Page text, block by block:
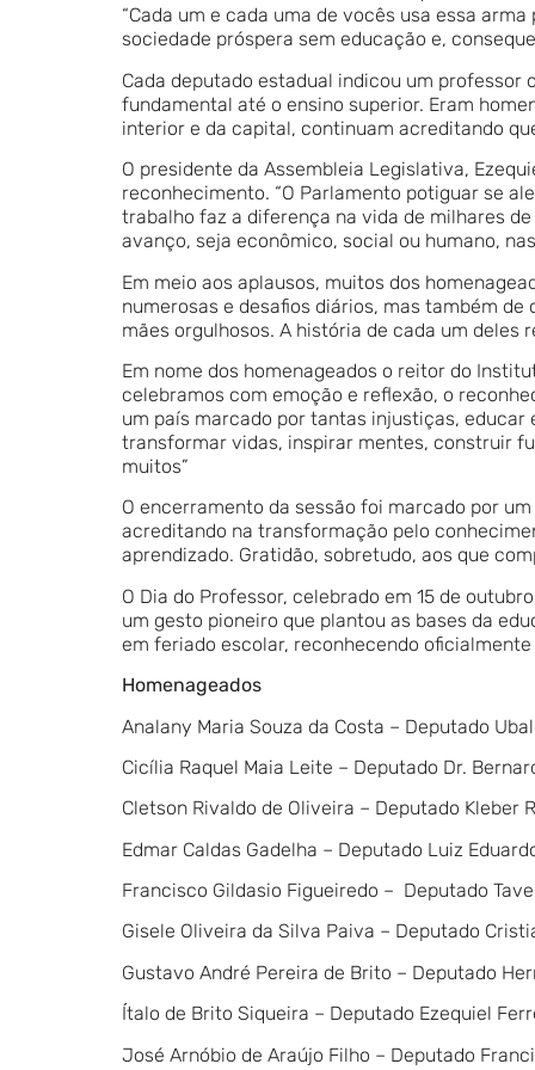
“Cada um e cada uma de vocês usa essa
sociedade próspera sem educação e,
Cada deputado estadual indicou um professor
fundamental até o ensino superior. Eram
interior e da capital, continuam acreditando
O presidente da Assembleia Legislativa,
reconhecimento. “O Parlamento potiguar se
trabalho faz a diferença na vida de milhares
avanço, seja econômico, social ou humano,
Em meio aos aplausos, muitos dos
numerosas e desafios diários, mas também
mães orgulhosos. A história de cada um
Em nome dos homenageados o reitor do
celebramos com emoção e reflexão, o
um país marcado por tantas injustiças, educar
transformar vidas, inspirar mentes, construir
muitos”
O encerramento da sessão foi marcado por
acreditando na transformação pelo
aprendizado. Gratidão, sobretudo, aos que
O Dia do Professor, celebrado em 15 de
um gesto pioneiro que plantou as bases da
em feriado escolar, reconhecendo
Homenageados
Analany Maria Souza da Costa – Deputado
Cicília Raquel Maia Leite – Deputado Dr.
Cletson Rivaldo de Oliveira – Deputado Kleber
Edmar Caldas Gadelha – Deputado Luiz
Francisco Gildasio Figueiredo – Deputado
Gisele Oliveira da Silva Paiva – Deputado
Gustavo André Pereira de Brito – Deputado
Ítalo de Brito Siqueira – Deputado Ezequiel
José Arnóbio de Araújo Filho – Deputado